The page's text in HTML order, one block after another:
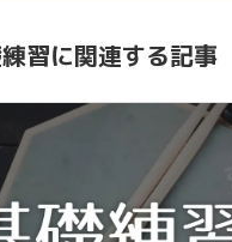
習に関連する記事